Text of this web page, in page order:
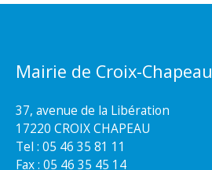
Mairie de Croix-Chapeau
37, avenue de la Libération
17220 CROIX CHAPEAU
Tel : 05 46 35 81 11
Fax : 05 46 35 45 14